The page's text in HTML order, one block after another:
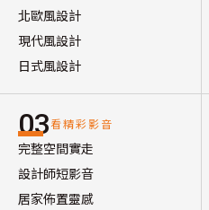
北歐風設計
現代風設計
日式風設計
03看精彩影音
完整空間實走
設計師短影音
居家佈置靈感